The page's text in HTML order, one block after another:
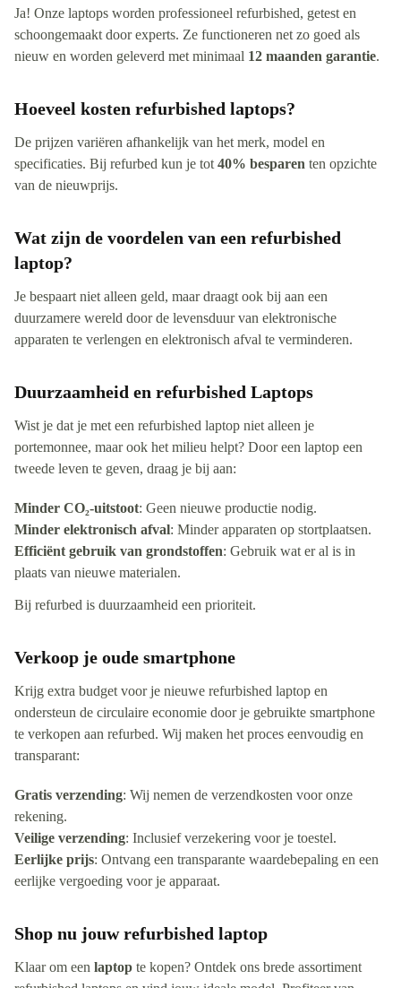
Ja! Onze laptops worden professioneel refurbished, getest en
schoongemaakt door experts. Ze functioneren net zo goed als
nieuw en worden geleverd met minimaal 12 maanden garantie.
Hoeveel kosten refurbished laptops?
De prijzen variëren afhankelijk van het merk, model en
specificaties. Bij refurbed kun je tot40% besparen ten opzichte
van de nieuwprijs.
Wat zijn de voordelen van een refurbished
laptop?
Je bespaart niet alleen geld, maar draagt ook bij aan een
duurzamere wereld door de levensduur van elektronische
apparaten te verlengen en elektronisch afval te verminderen.
Duurzaamheid en refurbished Laptops
Wist je dat je met een refurbished laptop niet alleen je
portemonnee, maar ook het milieu helpt? Door een laptop een
tweede leven te geven, draag je bij aan:
Minder CO₂-uitstoot: Geen nieuwe productie nodig.
Minder elektronisch afval: Minder apparaten op stortplaatsen.
Efficiënt gebruik van grondstoffen: Gebruik wat er al is in
plaats van nieuwe materialen.
Bij refurbed is duurzaamheid een prioriteit.
Verkoop je oude smartphone
Krijg extra budget voor je nieuwe refurbished laptop en
ondersteun de circulaire economie door je gebruikte smartphone
te verkopen aan refurbed. Wij maken het proces eenvoudig en
transparant:
Gratis verzending: Wij nemen de verzendkosten voor onze
rekening.
Veilige verzending: Inclusief verzekering voor je toestel.
Eerlijke prijs: Ontvang een transparante waardebepaling en een
eerlijke vergoeding voor je apparaat.
Shop nu jouw refurbished laptop
Klaar om een laptop te kopen? Ontdek ons brede assortiment